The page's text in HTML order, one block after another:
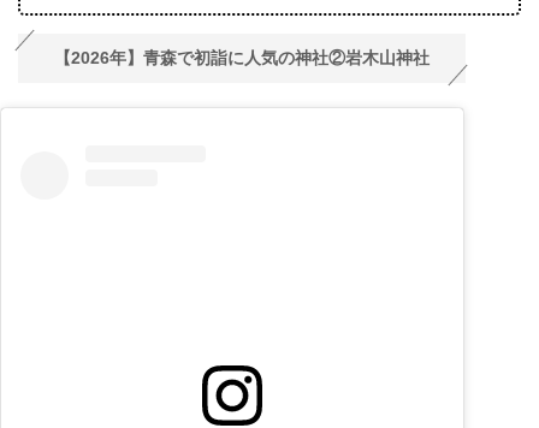
【2026年】青森で初詣に人気の神社②岩木山神社